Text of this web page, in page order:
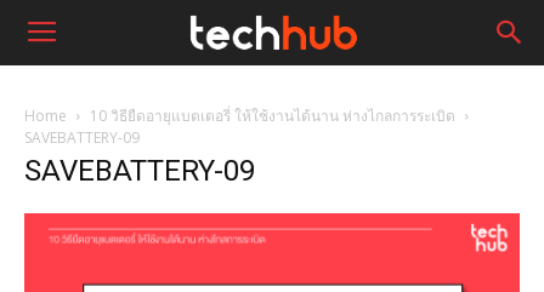
Home
10 วิธียืดอายุแบตเตอรี่ ให้ใช้งานได้นาน ห่างไกลการระเบิด
SAVEBATTERY-09
SAVEBATTERY-09